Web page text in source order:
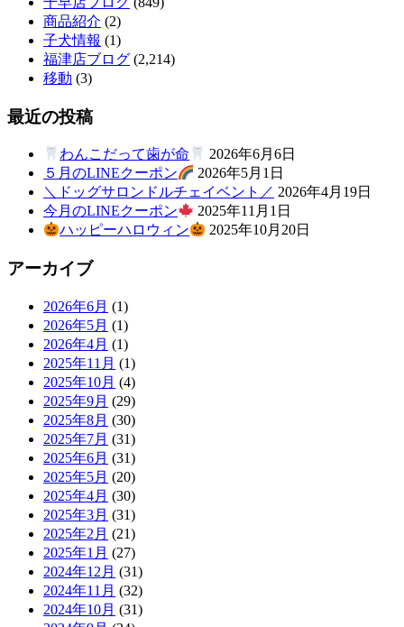
商品紹介 (2)
子犬情報 (1)
福津店ブログ (2,214)
移動 (3)
最近の投稿
わんこだって歯が命
2026年6月6日
５月のLINEクーポン
2026年5月1日
＼ドッグサロンドルチェイベント／ 2026年4月19日
今月のLINEクーポン
2025年11月1日
ハッピーハロウィン
2025年10月20日
アーカイブ
2026年6月 (1)
2026年5月 (1)
2026年4月 (1)
2025年11月 (1)
2025年10月 (4)
2025年9月 (29)
2025年8月 (30)
2025年7月 (31)
2025年6月 (31)
2025年5月 (20)
2025年4月 (30)
2025年3月 (31)
2025年2月 (21)
2025年1月 (27)
2024年12月 (31)
2024年11月 (32)
2024年10月 (31)